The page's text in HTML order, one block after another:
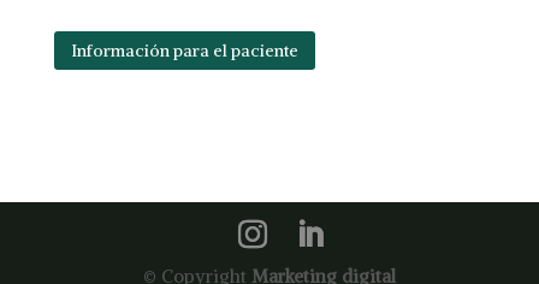
Información para el paciente
© Copyright Marketing digital